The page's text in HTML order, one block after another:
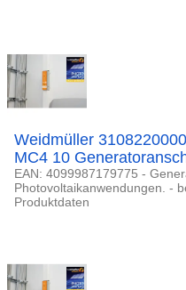
Weidmüller
MC4 10
EAN: 4099987179775 -
Photovoltaikanwendungen. -
Produktdaten